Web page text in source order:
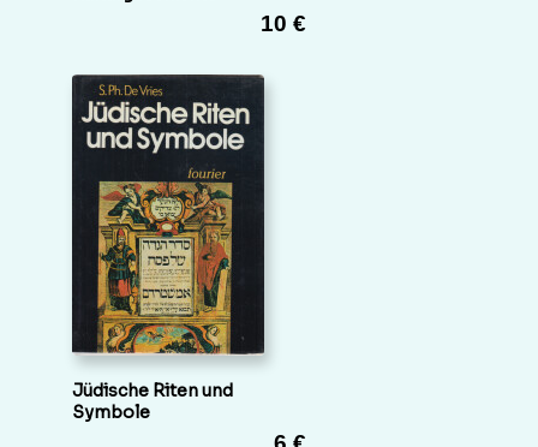
10 €
Jüdische Riten und
Symbole